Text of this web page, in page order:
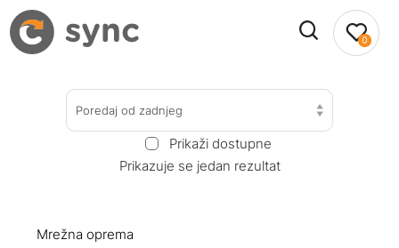
0
Poredaj od zadnjeg
Prikaži dostupne
Prikazuje se jedan rezultat
Mrežna oprema